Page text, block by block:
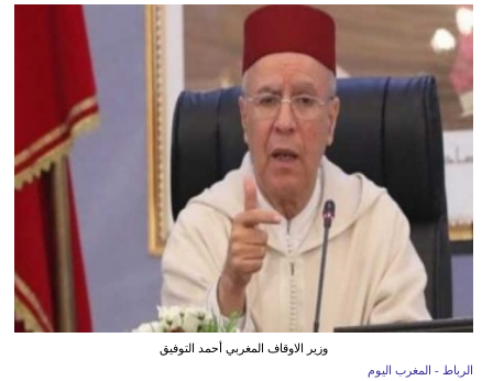
وزير الاوقاف المغربي أحمد التوفيق
الرباط - المغرب اليوم